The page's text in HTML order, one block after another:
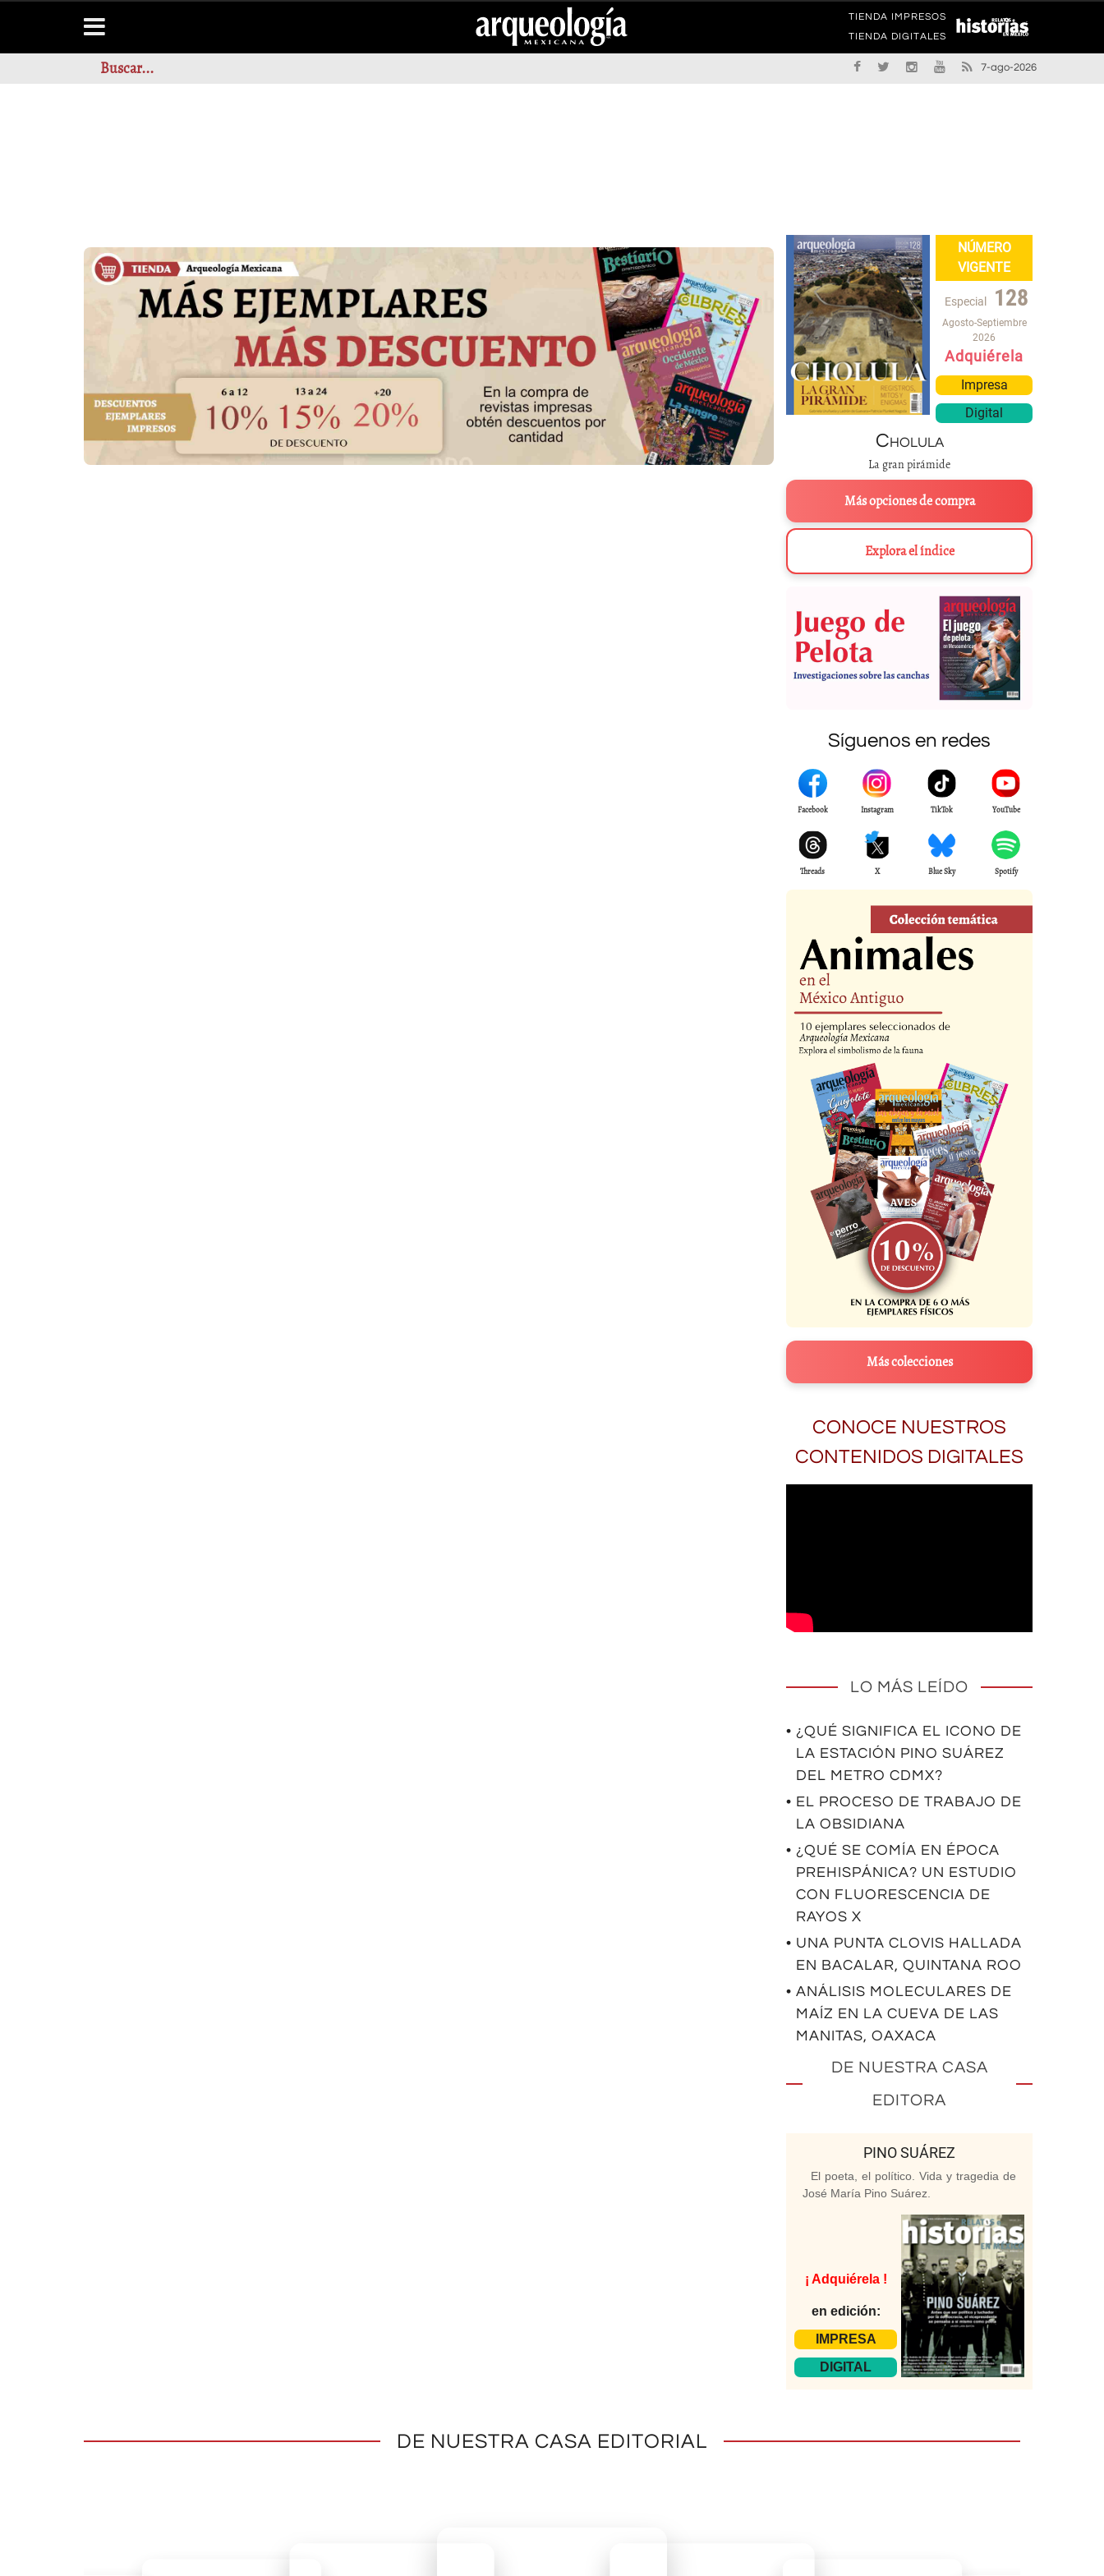
TIENDA IMPRESOS
TIENDA DIGITALES
7-ago-2026
NÚMERO
VIGENTE
Especial 128
Agosto-Septiembre
2026
Adquiérela
Impresa
Digital
Cholula
La gran pirámide
Más opciones de compra
Explora el índice
Síguenos en redes
Facebook Instagram TikTok YouTube
Threads X Blue Sky Spotify
Más colecciones
CONOCE NUESTROS
CONTENIDOS DIGITALES
LO MÁS LEÍDO
• ¿QUÉ SIGNIFICA EL ICONO DE
LA ESTACIÓN PINO SUÁREZ
DEL METRO CDMX?
• EL PROCESO DE TRABAJO DE
LA OBSIDIANA
• ¿QUÉ SE COMÍA EN ÉPOCA
PREHISPÁNICA? UN ESTUDIO
CON FLUORESCENCIA DE
RAYOS X
• UNA PUNTA CLOVIS HALLADA
EN BACALAR, QUINTANA ROO
• ANÁLISIS MOLECULARES DE
MAÍZ EN LA CUEVA DE LAS
MANITAS, OAXACA
DE NUESTRA CASA
EDITORA
PINO SUÁREZ
El poeta, el político. Vida y tragedia de
José María Pino Suárez.
¡ Adquiérela !
en edición:
IMPRESA
DIGITAL
DE NUESTRA CASA EDITORIAL